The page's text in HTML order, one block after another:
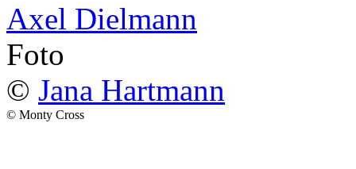
Axel Dielmann
Foto
© Jana Hartmann
© Monty Cross